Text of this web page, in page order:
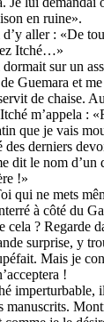
en ruine».
aller : «De
Itché…»
sur un
Guemara et
de chaise.
m’appela :
que je vais
derniers
dit le nom d’un
!»
qui ne mets
à côté du
cela ? Regarde
surprise, y
Mais je
!
imperturbable,
manuscrits.